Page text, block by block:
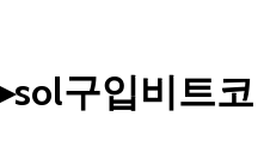
구입비트코